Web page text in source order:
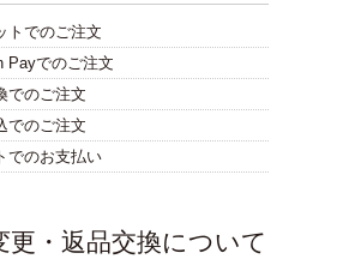
トでのご注文
Payでのご注文
でのご注文
でのご注文
でのお支払い
更・返品交換について